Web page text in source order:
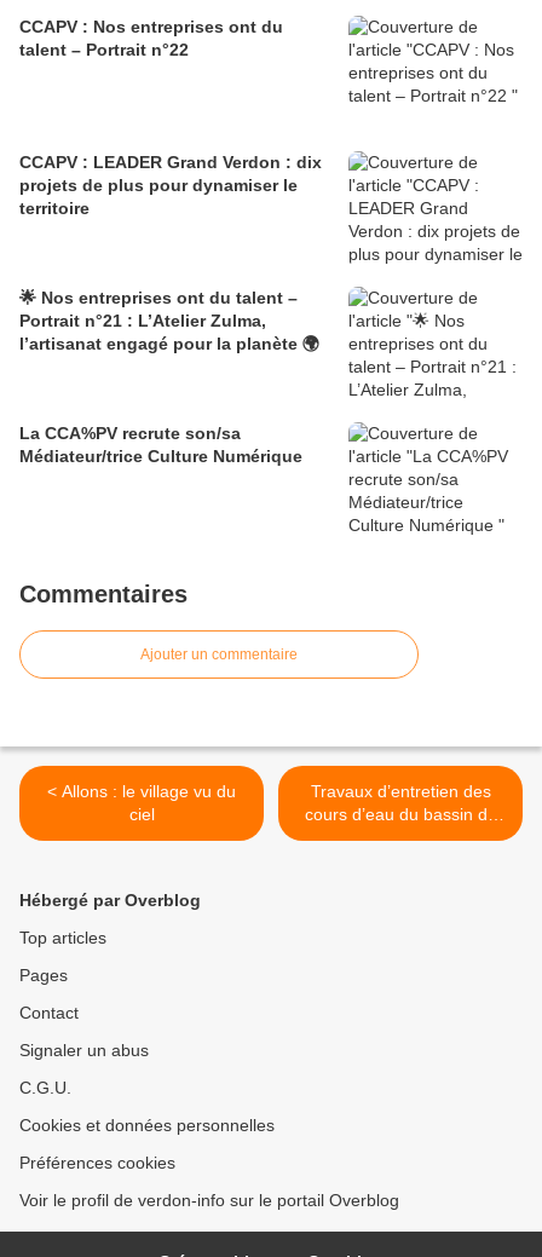
CCAPV : Nos entreprises ont du
talent – Portrait n°22
CCAPV : LEADER Grand Verdon : dix
projets de plus pour dynamiser le
territoire
🌟 Nos entreprises ont du talent –
Portrait n°21 : L’Atelier Zulma,
l’artisanat engagé pour la planète 🌍
La CCA%PV recrute son/sa
Médiateur/trice Culture Numérique
Commentaires
Ajouter un commentaire
< Allons : le village vu du
ciel
Travaux d’entretien des
cours d’eau du bassin du
Verdon Plus de 26 km
Hébergé par Overblog
Top articles
Pages
Contact
Signaler un abus
C.G.U.
Cookies et données personnelles
Préférences cookies
Voir le profil de verdon-info sur le portail Overblog